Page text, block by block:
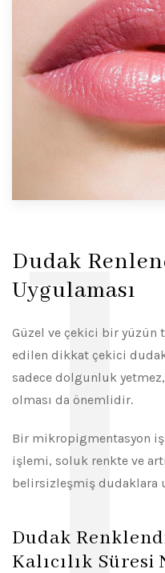
Dudak
Uygulaması
Güzel ve çekici bir yüzün
edilen dikkat çekici
sadece dolgunluk
olması da önemlidir.
Bir mikropigmentasyon
işlemi, soluk renkte ve
belirsizleşmiş dudaklara
Dudak
Kalıcılık Süresi